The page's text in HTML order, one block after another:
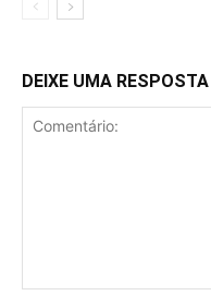
DEIXE UMA RESPOSTA